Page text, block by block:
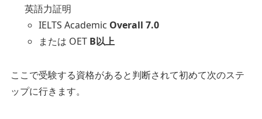
英語力証明
IELTS Academic Overall 7.0
または OET B以上
ここで受験する資格があると判断されて初めて次のステ
ップに行きます。